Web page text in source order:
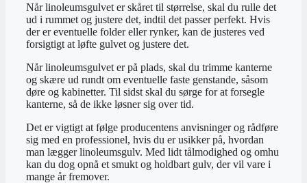
Når linoleumsgulvet er skåret til størrelse, skal du rulle det
ud i rummet og justere det, indtil det passer perfekt. Hvis
der er eventuelle folder eller rynker, kan de justeres ved
forsigtigt at løfte gulvet og justere det.
Når linoleumsgulvet er på plads, skal du trimme kanterne
og skære ud rundt om eventuelle faste genstande, såsom
døre og kabinetter. Til sidst skal du sørge for at forsegle
kanterne, så de ikke løsner sig over tid.
Det er vigtigt at følge producentens anvisninger og rådføre
sig med en professionel, hvis du er usikker på, hvordan
man lægger linoleumsgulv. Med lidt tålmodighed og omhu
kan du dog opnå et smukt og holdbart gulv, der vil vare i
mange år fremover.